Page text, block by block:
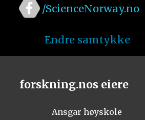
/ScienceNorway.no
Endre samtykke
forskning.nos eiere
Ansgar høyskole